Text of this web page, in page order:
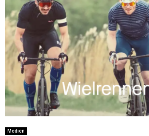
Medien